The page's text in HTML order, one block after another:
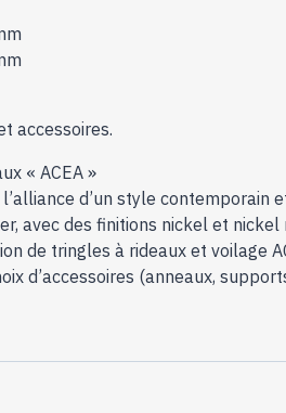
accessoires.
« ACEA »
d’un style contemporain
avec des finitions nickel et
de tringles à rideaux et voilage
d’accessoires (anneaux,